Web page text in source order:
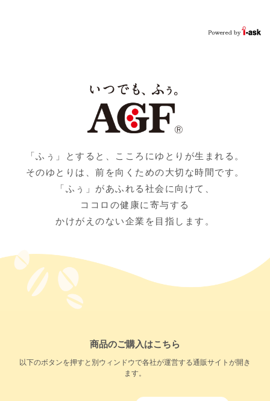
「ふぅ」とすると、こころにゆとりが生まれる。
そのゆとりは、前を向くための大切な時間です。
「ふぅ」があふれる社会に向けて、
ココロの健康に寄与する
かけがえのない企業を目指します。
商品のご購入はこちら
以下のボタンを押すと別ウィンドウで各社が運営する通販サイトが開き
ます。